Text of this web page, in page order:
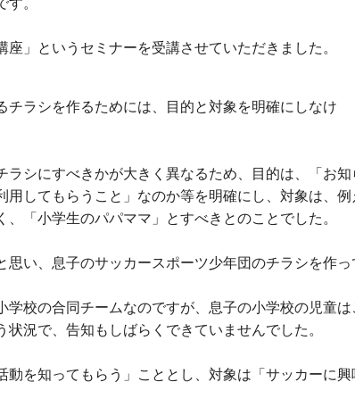
」というセミナーを受講させていただきました。
ラシを作るためには、目的と対象を明確にしなけ
シにすべきかが大きく異なるため、目的は、「お
用してもらうこと」なのか等を明確にし、対象は、
「小学生のパパママ」とすべきとのことでした。
い、息子のサッカースポーツ少年団のチラシを作っ
校の合同チームなのですが、息子の小学校の児童
況で、告知もしばらくできていませんでした。
を知ってもらう」こととし、対象は「サッカーに興